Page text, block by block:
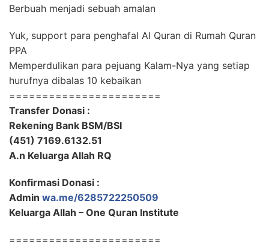
Berbuah menjadi sebuah amalan
Yuk, support para penghafal Al Quran di Rumah Quran
PPA
Memperdulikan para pejuang Kalam-Nya yang setiap
hurufnya dibalas 10 kebaikan
=======================
Transfer Donasi :
Rekening Bank BSM/BSI
(451) 7169.6132.51
A.n Keluarga Allah RQ
Konfirmasi Donasi :
Admin wa.me/6285722250509
Keluarga Allah – One Quran Institute
=======================